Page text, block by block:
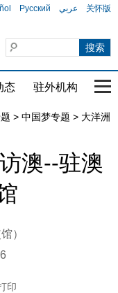
Русский عربي 关怀版
态 驻外机构 国
> 中国梦专题 > 大洋洲
澳--驻澳
馆）
印